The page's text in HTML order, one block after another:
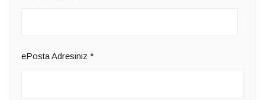
ePosta Adresiniz *